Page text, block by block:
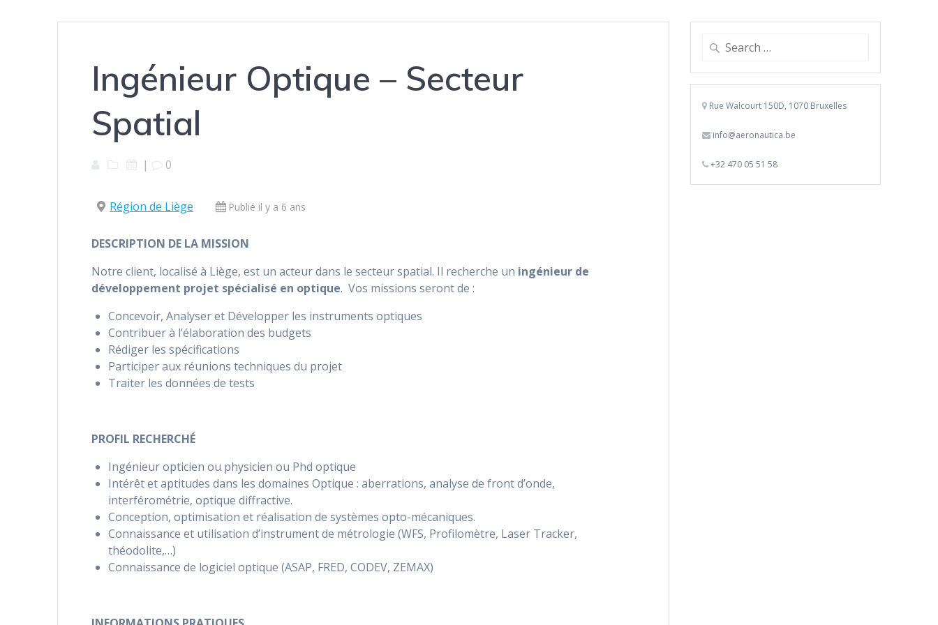
Ingénieur Optique – Secteur
Spatial
| 0
Région de Liège Publié il y a 6 ans
DESCRIPTION DE LA MISSION
Notre client, localisé à Liège, est un acteur dans le secteur spatial. Il recherche un ingénieur de
développement projet spécialisé en optique. Vos missions seront de :
Concevoir, Analyser et Développer les instruments optiques
Contribuer à l’élaboration des budgets
Rédiger les spécifications
Participer aux réunions techniques du projet
Traiter les données de tests
PROFIL RECHERCHÉ
Ingénieur opticien ou physicien ou Phd optique
Intérêt et aptitudes dans les domaines Optique : aberrations, analyse de front d’onde,
interférométrie, optique diffractive.
Conception, optimisation et réalisation de systèmes opto-mécaniques.
Connaissance et utilisation d’instrument de métrologie (WFS, Profilomètre, Laser Tracker,
théodolite,…)
Connaissance de logiciel optique (ASAP, FRED, CODEV, ZEMAX)
Search
Rue Walcourt 150D, 1070 Bruxelles
info@aeronautica.be
+32 470 05 51 58